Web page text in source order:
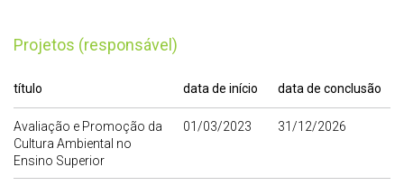
Projetos (responsável)
título data de início data de conclusão
Avaliação e Promoção da
Cultura Ambiental no
Ensino Superior
01/03/2023 31/12/2026